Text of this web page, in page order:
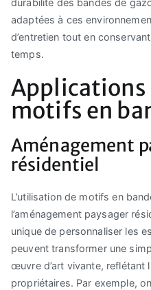
durabilité des bandes de
adaptées à ces
d’entretien tout en
temps.
Applications
motifs en
Aménagement
résidentiel
L’utilisation de motifs en
l’aménagement paysager
unique de personnaliser les
peuvent transformer une
œuvre d’art vivante, reflétant
propriétaires. Par exemple,